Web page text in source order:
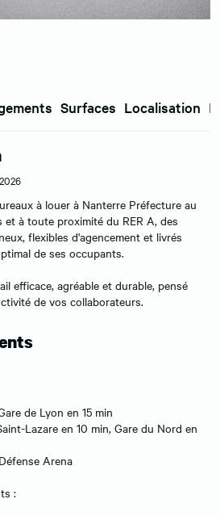
Surfaces Localisation
à louer à Nanterre Préfecture au
à toute proximité du RER A, des
flexibles d'agencement et livrés
de ses occupants.
efficace, agréable et durable, pensé
de vos collaborateurs.
de Lyon en 15 min
Lazare en 10 min, Gare du Nord en
Arena
: